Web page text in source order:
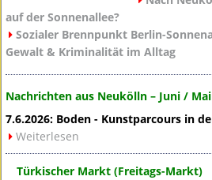
auf der Sonnenallee?
Sozialer Brennpunkt Berlin-
Gewalt & Kriminalität im Alltag
Nachrichten aus Neukölln – Juni /
7.6.2026: Boden - Kunstparcours in
Weiterlesen
Türkischer Markt (Freitags-Markt)